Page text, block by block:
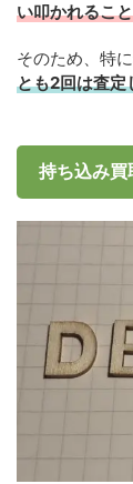
い叩かれるこ
そのため、特
とも2回は査定
持ち込み買